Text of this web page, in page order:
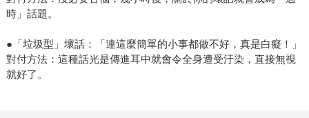
時」話題。
●「垃圾型」壞話：「連這麼簡單的小事都做不好，真是白癡！」
對付方法：這種話光是傳進耳中就會令全身遭受汙染，直接無視
就好了。